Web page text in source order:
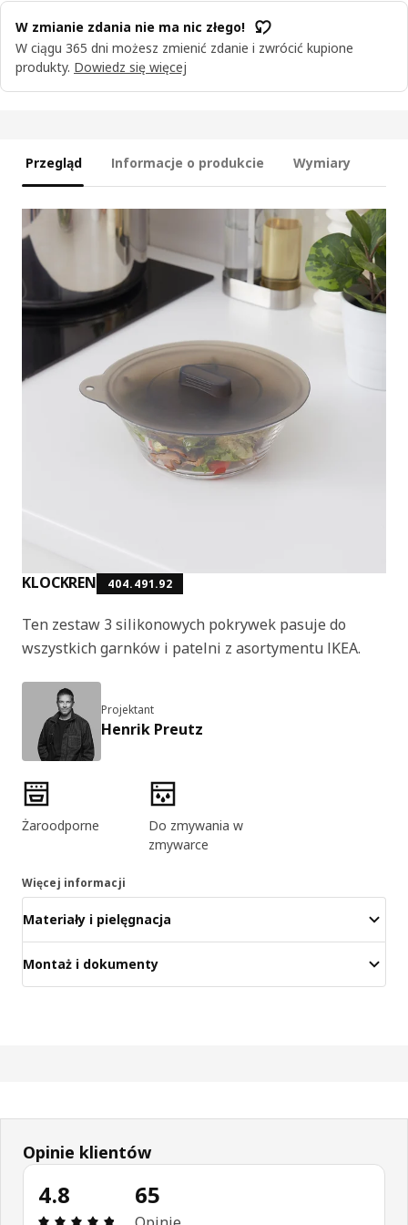
W zmianie zdania nie ma nic złego!
W ciągu 365 dni możesz zmienić zdanie i zwrócić kupione
produkty. Dowiedz się więcej
Przegląd Informacje o produkcie Wymiary
KLOCKREN 404.491.92
Ten zestaw 3 silikonowych pokrywek pasuje do
wszystkich garnków i patelni z asortymentu IKEA.
Projektant
Henrik Preutz
Cechy produktu
Żaroodporne
Do zmywania w
zmywarce
Więcej informacji
Materiały i pielęgnacja
Montaż i dokumenty
Opinie klientów
4.8
Opinia: 4.8 na 5 gwiazdki. Recenzje ogółem: 65
65